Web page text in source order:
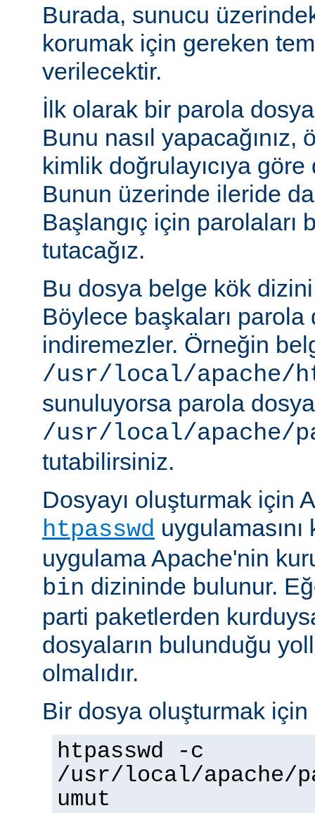
Burada, sunucu
korumak için gereken
verilecektir.
İlk olarak bir parola
Bunu nasıl
kimlik doğrulayıcıya
Bunun üzerinde ileride
Başlangıç için parolaları
tutacağız.
Bu dosya belge kök dizini
Böylece başkaları parola
indiremezler. Örneğin
/usr/local/apache/
sunuluyorsa parola
/usr/local/apache/
tutabilirsiniz.
Dosyayı oluşturmak için
htpasswd
uygulama Apache'nin
bin dizininde bulunur.
parti paketlerden
dosyaların bulunduğu
olmalıdır.
Bir dosya oluşturmak için
htpasswd -c
/usr/local/apache/
umut